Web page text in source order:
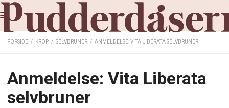
FORSIDE / KROP / SELVBRUNER / ANMELDELSE: VITA LIBERATA SELVBRUNER
Anmeldelse: Vita Liberata
selvbruner